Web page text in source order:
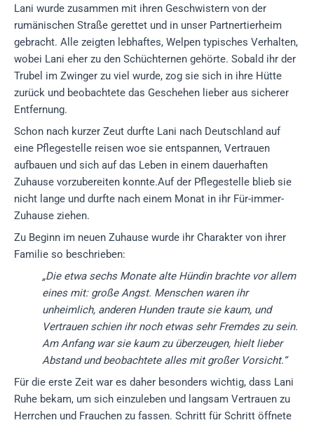
Lani wurde zusammen mit ihren Geschwistern von der
rumänischen Straße gerettet und in unser Partnertierheim
gebracht. Alle zeigten lebhaftes, Welpen typisches Verhalten,
wobei Lani eher zu den Schüchternen gehörte. Sobald ihr der
Trubel im Zwinger zu viel wurde, zog sie sich in ihre Hütte
zurück und beobachtete das Geschehen lieber aus sicherer
Entfernung.
Schon nach kurzer Zeut durfte Lani nach Deutschland auf
eine Pflegestelle reisen woe sie entspannen, Vertrauen
aufbauen und sich auf das Leben in einem dauerhaften
Zuhause vorzubereiten konnte.Auf der Pflegestelle blieb sie
nicht lange und durfte nach einem Monat in ihr Für-immer-
Zuhause ziehen.
Zu Beginn im neuen Zuhause wurde ihr Charakter von ihrer
Familie so beschrieben:
„Die etwa sechs Monate alte Hündin brachte vor allem
eines mit: große Angst. Menschen waren ihr
unheimlich, anderen Hunden traute sie kaum, und
Vertrauen schien ihr noch etwas sehr Fremdes zu sein.
Am Anfang war sie kaum zu überzeugen, hielt lieber
Abstand und beobachtete alles mit großer Vorsicht.“
Für die erste Zeit war es daher besonders wichtig, dass Lani
Ruhe bekam, um sich einzuleben und langsam Vertrauen zu
Herrchen und Frauchen zu fassen. Schritt für Schritt öffnete